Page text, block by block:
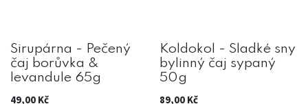
Sirupárna - Pečený
čaj borůvka &
levandule 65g
49,00 Kč
Koldokol - Sladké sny
bylinný čaj sypaný
50g
89,00Kč